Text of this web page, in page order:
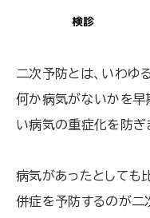
二次予防とは、いわゆ
何か病気がないかを早
い病気の重症化を防ぎ
病気があったとしても
併症を予防するのが二